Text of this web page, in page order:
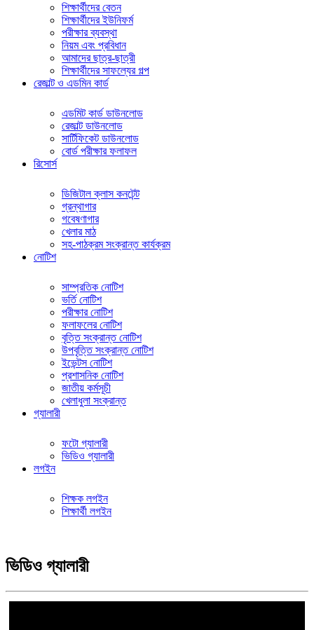
শিক্ষার্থীদের বেতন
শিক্ষার্থীদের ইউনিফর্ম
পরীক্ষার ব্যবস্থা
নিয়ম এবং প্রবিধান
আমাদের ছাত্র-ছাত্রী
শিক্ষার্থীদের সাফল্যের গল্প
রেজাল্ট ও এডমিন কার্ড
এডমিট কার্ড ডাউনলোড
রেজাল্ট ডাউনলোড
সার্টিফিকেট ডাউনলোড
বোর্ড পরীক্ষার ফলাফল
রিসোর্স
ডিজিটাল ক্লাস কনটেন্ট
গ্রন্থাগার
গবেষণাগার
খেলার মাঠ
সহ-পাঠক্রম সংক্রান্ত কার্যক্রম
নোটিশ
সাম্প্রতিক নোটিশ
ভর্তি নোটিশ
পরীক্ষার নোটিশ
ফলাফলের নোটিশ
বৃত্তি সংক্রান্ত নোটিশ
উপবৃত্তি সংক্রান্ত নোটিশ
ইভেন্টস নোটিশ
প্রশাসনিক নোটিশ
জাতীয় কর্মসূচী
খেলাধুলা সংক্রান্ত
গ্যালারী
ফটো গ্যালারী
ভিডিও গ্যালারী
লগইন
শিক্ষক লগইন
শিক্ষার্থী লগইন
ভিডিও গ্যালারী